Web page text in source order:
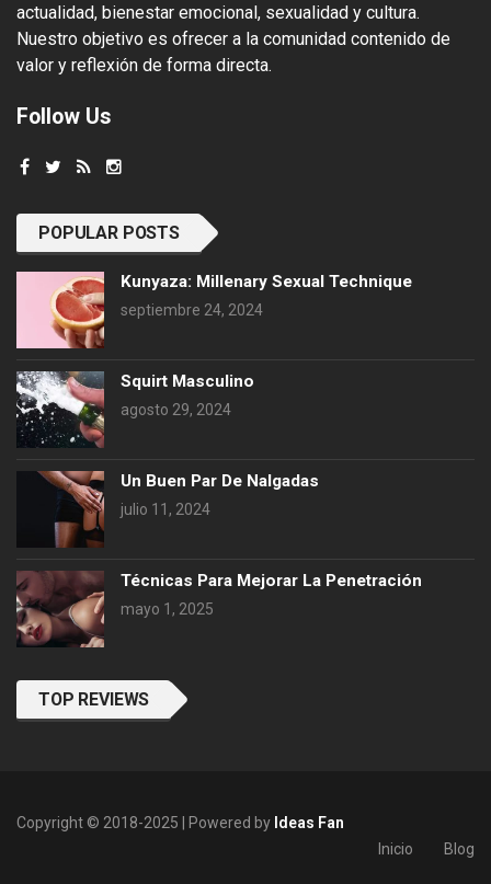
actualidad, bienestar emocional, sexualidad y cultura.
Nuestro objetivo es ofrecer a la comunidad contenido de
valor y reflexión de forma directa.
Follow Us
POPULAR POSTS
Kunyaza: Millenary Sexual Technique
septiembre 24, 2024
Squirt Masculino
agosto 29, 2024
Un Buen Par De Nalgadas
julio 11, 2024
Técnicas Para Mejorar La Penetración
mayo 1, 2025
TOP REVIEWS
Copyright © 2018-2025 | Powered by Ideas Fan
Inicio
Blog